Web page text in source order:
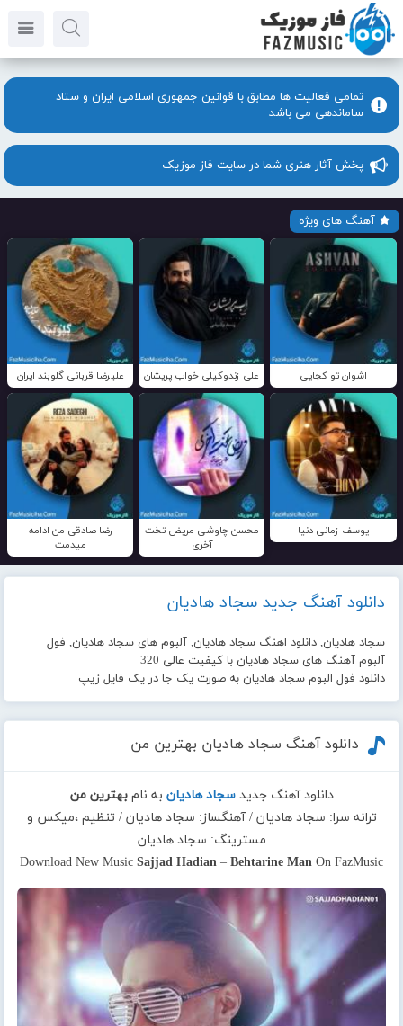
تمامی فعالیت ها مطابق با قوانین جمهوری اسلامی ایران و ستاد
ساماندهی می باشد
پخش آثار هنری شما در سایت فاز موزیک
آهنگ های ویژه
اشوان تو کجایی علی زندوکیلی خواب پریشان علیرضا قربانی گلوبند ایران
یوسف زمانی دنیا
محسن چاوشی مریض تخت
آخری
رضا صادقی من ادامه
میدمت
دانلود آهنگ جدید سجاد هادیان
سجاد هادیان, دانلود اهنگ سجاد هادیان, آلبوم های سجاد هادیان, فول
آلبوم آهنگ های سجاد هادیان با کیفیت عالی 320
دانلود فول البوم سجاد هادیان به صورت یک جا در یک فایل زیپ
دانلود آهنگ سجاد هادیان بهترین من
دانلود آهنگ جدیدسجاد هادیان به نامبهترین من
ترانه سرا: سجاد هادیان / آهنگساز: سجاد هادیان / تنظیم ،میکس و
مسترینگ: سجاد هادیان
Download New Music Sajjad Hadian – Behtarine Man On FazMusic